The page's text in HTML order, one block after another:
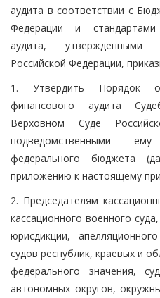
аудита в соответствии с
Федерации и стандартами
аудита, утвержденными
Российской Федерации,
1. Утвердить Порядок
финансового аудита
Верховном Суде
подведомственными
федерального бюджета
приложению к настоящему
2. Председателям
кассационного военного
юрисдикции,
судов республик, краевых и
федерального значения,
автономных округов,